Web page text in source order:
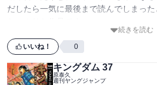
だしたら一気に最後まで読んでしまっ
作者が現在連載中の『ゼロエンジェル』
華の転向時のストーリーもあり、ゼロ
分、楽しめる内容です。
続きを読む
いいね！ 0
キングダム 37
原泰久
週刊ヤングジャンプ